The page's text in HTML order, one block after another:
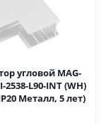
угловой MAG-
2538-L90-INT (WH)
Металл, 5 лет)